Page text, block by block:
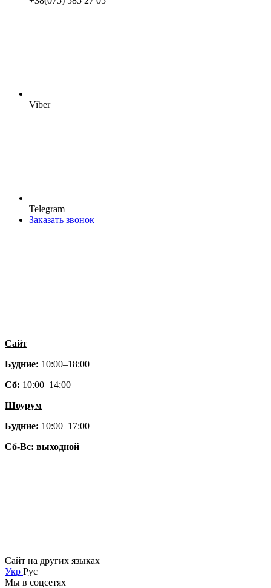
Viber
Telegram
Заказать звонок
Сайт
Будние: 10:00–18:00
Сб: 10:00–14:00
Шоурум
Будние: 10:00–17:00
Сб-Вс: выходной
Сайт на других языках
Укр Рус
Мы в соцсетях